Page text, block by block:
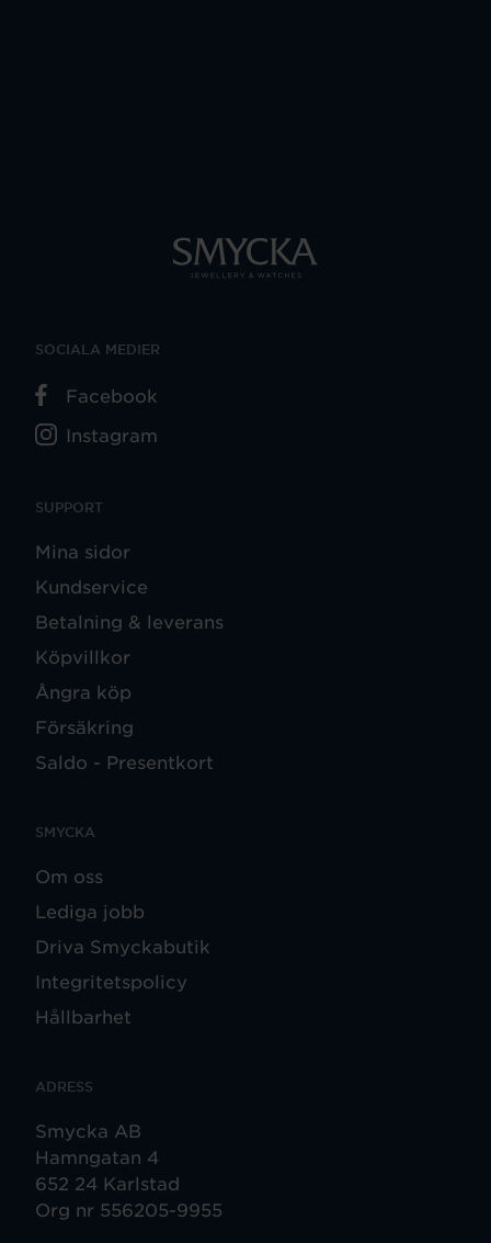
SUPPORT
Mina sidor
Kundservice
Betalning & leverans
Köpvillkor
Ångra köp
Försäkring
Saldo - Presentkort
SMYCKA
Om oss
Lediga jobb
Driva Smyckabutik
Integritetspolicy
Hållbarhet
ADRESS
Smycka AB
Hamngatan 4
652 24 Karlstad
Org nr 556205-9955
SOCIALA MEDIER
Facebook
Instagram